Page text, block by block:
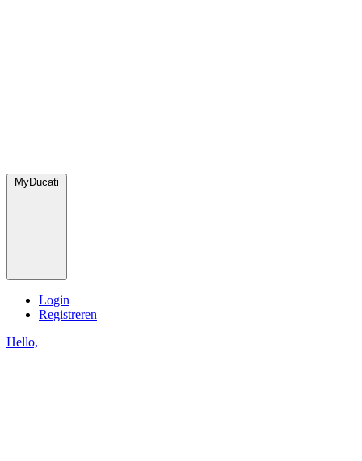
MyDucati
Login
Registreren
Hello,